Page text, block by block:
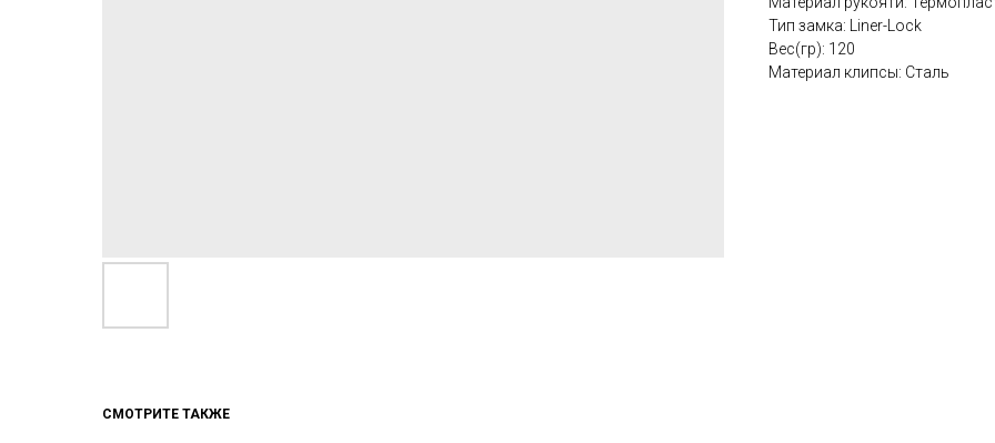
Тип замка: Liner-Lock
Вес(гр): 120
Материал клипсы: Сталь
СМОТРИТЕ ТАКЖЕ